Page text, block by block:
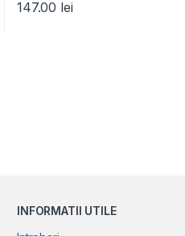
147.00 lei
INFORMATII UTILE